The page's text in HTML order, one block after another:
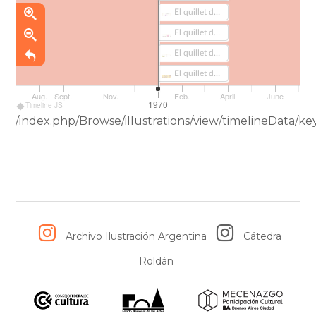
Timeline JS 1970
Aug. Sept. Nov. Feb. April June
/index.php/Browse/illustrations/view/timelineData/
Archivo Ilustración Argentina
Cátedra
Roldán